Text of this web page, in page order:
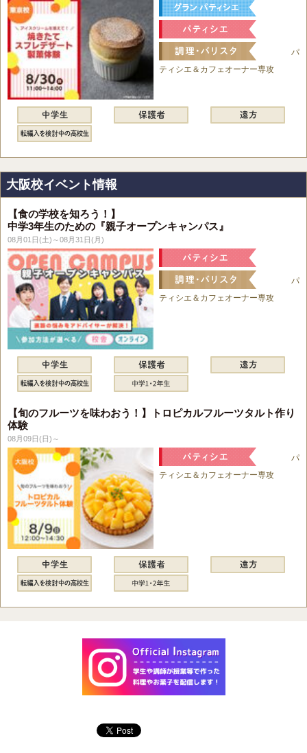
パ
ティシエ＆カフェオーナー専攻
大阪校イベント情報
【食の学校を知ろう！】
中学3年生のための『親子オープンキャンパス』
08月01日(土)～08月31日(月)
パ
ティシエ＆カフェオーナー専攻
【旬のフルーツを味わおう！】トロピカルフルーツタルト作り
体験
08月09日(日)～
パ
ティシエ＆カフェオーナー専攻